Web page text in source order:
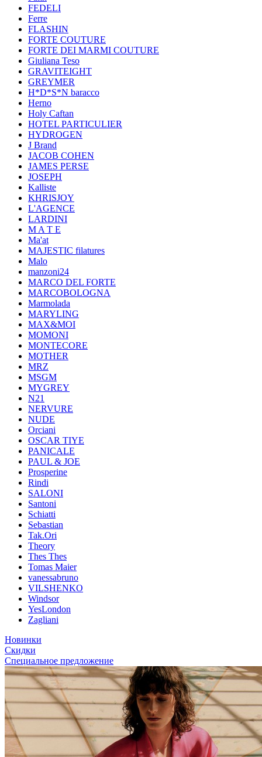
FEDELI
Ferre
FLASHIN
FORTE COUTURE
FORTE DEI MARMI COUTURE
Giuliana Teso
GRAVITEIGHT
GREYMER
H*D*S*N baracco
Herno
Holy Caftan
HOTEL PARTICULIER
HYDROGEN
J Brand
JACOB COHEN
JAMES PERSE
JOSEPH
Kalliste
KHRISJOY
L'AGENCE
LARDINI
M A T E
Ma'at
MAJESTIC filatures
Malo
manzoni24
MARCO DEL FORTE
MARCOBOLOGNA
Marmolada
MARYLING
MAX&MOI
MOMONI
MONTECORE
MOTHER
MRZ
MSGM
MYGREY
N21
NERVURE
NUDE
Orciani
OSCAR TIYE
PANICALE
PAUL & JOE
Prosperine
Rindi
SALONI
Santoni
Schiatti
Sebastian
Tak.Ori
Theory
Thes Thes
Tomas Maier
vanessabruno
VILSHENKO
Windsor
YesLondon
Zagliani
Новинки
Скидки
Специальное предложение